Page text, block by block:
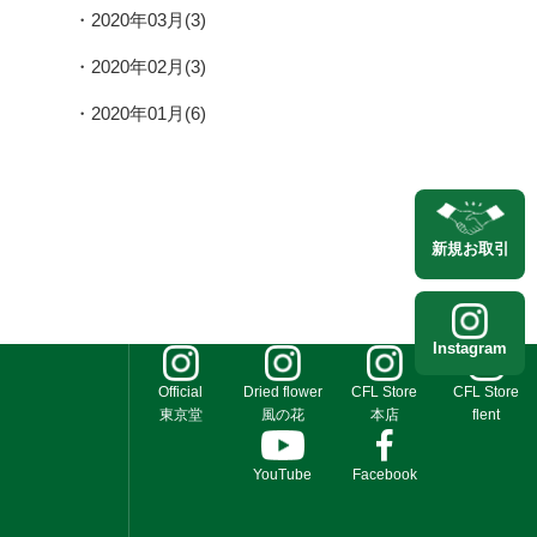
2020年03月(3)
2020年02月(3)
2020年01月(6)
新規お取引
Instagram
Official
東京堂
Dried flower
風の花
CFL Store
本店
CFL Store
flent
YouTube Facebook